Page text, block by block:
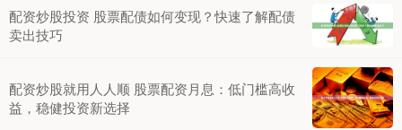
配资炒股投资 股票配债如何变现？快速了解配债
卖出技巧
配资炒股就用人人顺 股票配资月息：低门槛高收
益，稳健投资新选择